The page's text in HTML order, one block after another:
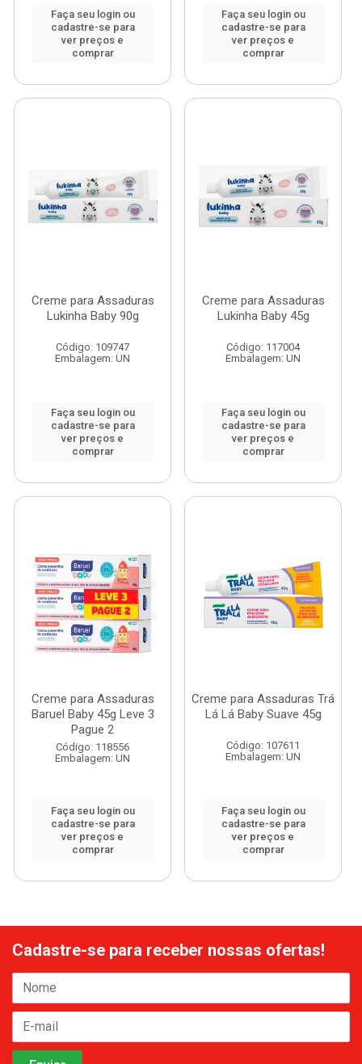
Faça seu login ou
cadastre-se para
ver preços e
comprar
Faça seu login ou
cadastre-se para
ver preços e
comprar
Creme para Assaduras
Lukinha Baby 90g
Código: 109747
Embalagem: UN
Faça seu login ou
cadastre-se para
ver preços e
comprar
Creme para Assaduras
Lukinha Baby 45g
Código: 117004
Embalagem: UN
Faça seu login ou
cadastre-se para
ver preços e
comprar
Creme para Assaduras
Baruel Baby 45g Leve 3
Pague 2
Código: 118556
Embalagem: UN
Faça seu login ou
cadastre-se para
ver preços e
comprar
Creme para Assaduras Trá
Lá Lá Baby Suave 45g
Código: 107611
Embalagem: UN
Faça seu login ou
cadastre-se para
ver preços e
comprar
Cadastre-se para receber nossas ofertas!